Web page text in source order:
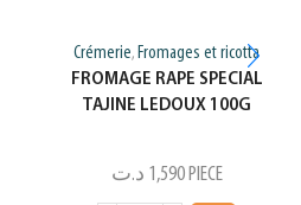
Crémerie, Fromages et ricotta
FROMAGE RAPE SPECIAL
TAJINE LEDOUX 100G
1,590 د.ت PIECE